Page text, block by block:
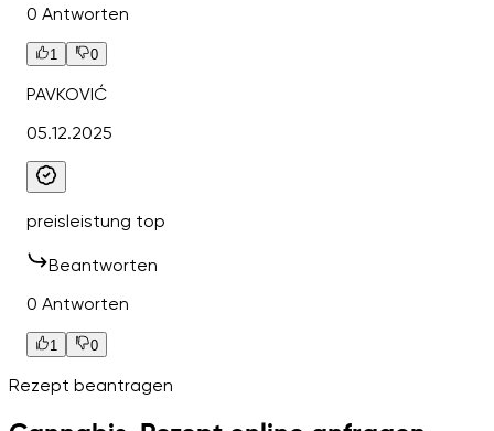
0 Antworten
1 0
PAVKOVIĆ
05.12.2025
preisleistung top
Beantworten
0 Antworten
1 0
Rezept beantragen